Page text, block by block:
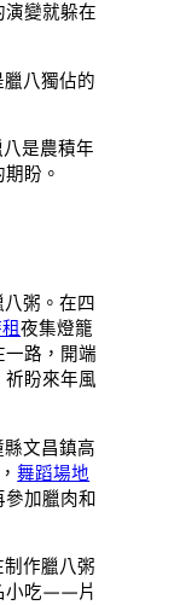
變就躲在
八獨佔的
八是農積年
盼。
粥。在四
租夜集燈籠
路，開端
祈盼來年風
縣文昌鎮高
舞蹈場地
加臘肉和
作臘八粥
小吃——片